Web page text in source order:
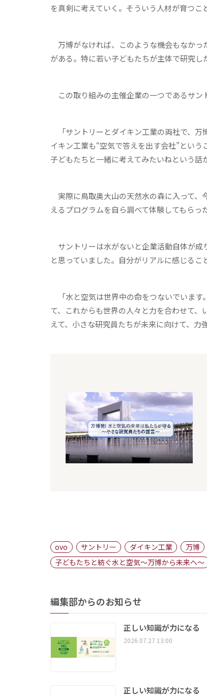
を真剣に考えていく。そういう人材が育つこ
万博がなければ、このような機会もなかっ
がある。特に若い子どもたちが主体で研究し
この取り組みの主催企業の一つであるサン
「サントリーとダイキン工業の両社で、万
イキン工業も“空気で答えを出す会社”とい
子どもたちと一緒に考えてみたいねという話
実際に鳥取奥大山の天然水の森に入って、
えるプログラムを自ら調べて体験してもらっ
サントリーは水がないと企業活動自体が成
と思っていました。自分がリアルに感じるこ
「水と空気は世界中の命をつないでいます
て、これからも世界の人々と力を合わせて、
えて、小さな研究員たちが未来に向けて、力
ovo サントリー ダイキン工業 万博
子どもたちと紡ぐ水と空気〜万博から未来へ〜
編集部からのお知らせ
正しい知識が力になる
2026.07.27 13:00
正しい知識が力になる